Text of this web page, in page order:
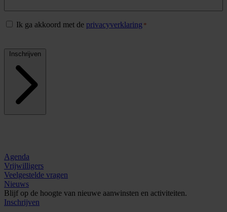
Privacybeleid
Ik ga akkoord met de privacyverklaring *
Inschrijven
Agenda
Vrijwilligers
Veelgestelde vragen
Nieuws
Blijf op de hoogte van nieuwe aanwinsten en activiteiten.
Inschrijven